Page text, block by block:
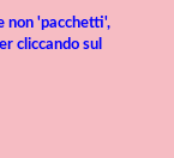
non 'pacchetti',
cliccando sul